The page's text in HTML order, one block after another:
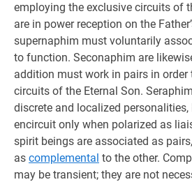
employing the exclusive circuits of
are in power reception on the
supernaphim must voluntarily
to function. Seconaphim are
addition must work in pairs in
circuits of the Eternal Son.
discrete and localized
encircuit only when polarized as
spirit beings are associated as
as complemental to the other.
may be transient; they are not